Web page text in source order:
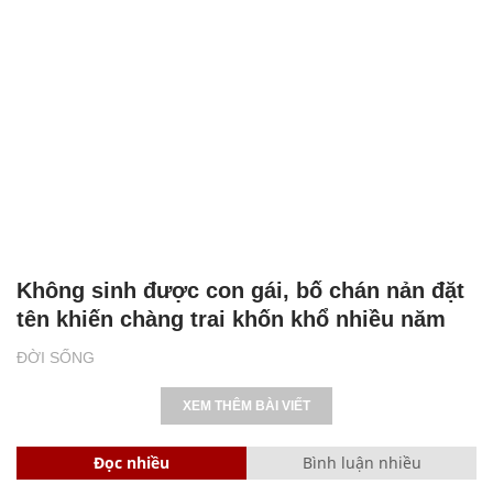
ĐỜI SỐNG
Không sinh được con gái, bố chán nản đặt
tên khiến chàng trai khốn khổ nhiều năm
XEM THÊM BÀI VIẾT
Đọc nhiều Bình luận nhiều